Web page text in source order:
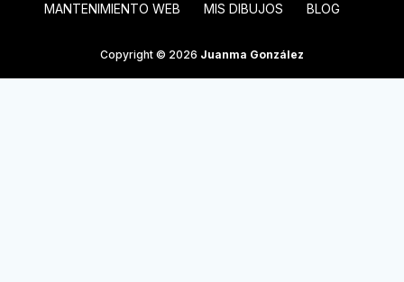
MANTENIMIENTO WEB
MIS DIBUJOS BLOG
Copyright © 2026 Juanma González